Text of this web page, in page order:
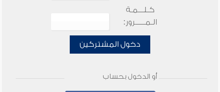
كـلـــمـة
الـمـــــرور:
دخول المشتركين
أو الدخول بحساب